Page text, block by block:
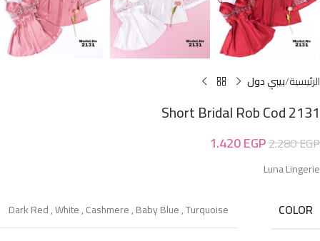
الرئيسية بيبي دول
Short Bridal Rob Cod 2131
2.280EGP
1.420EGP
Luna Lingerie
COLOR
Dark Red,White,Cashmere,Baby Blue,Turquoise